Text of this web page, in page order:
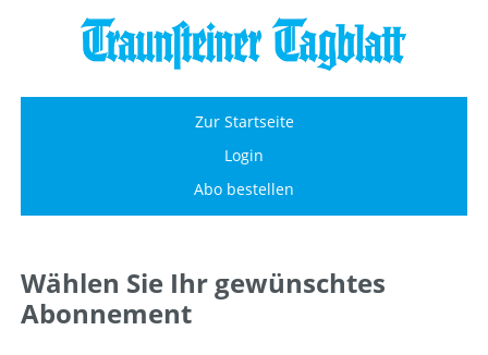
Zur Startseite
Login
Abo bestellen
Wählen Sie Ihr gewünschtes
Abonnement